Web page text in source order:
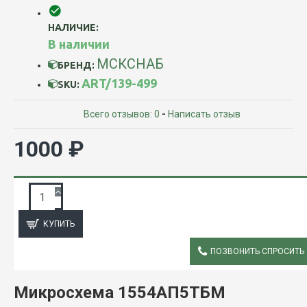
НАЛИЧИЕ:
В наличии
БРЕНД: МСКСНАБ
SKU: ART/139-499
Всего отзывов: 0 - Написать отзыв
1000 ₽
КУПИТЬ
ПОЗВОНИТЬ СПРОСИТЬ
Микросхема 1554АП5ТБМ